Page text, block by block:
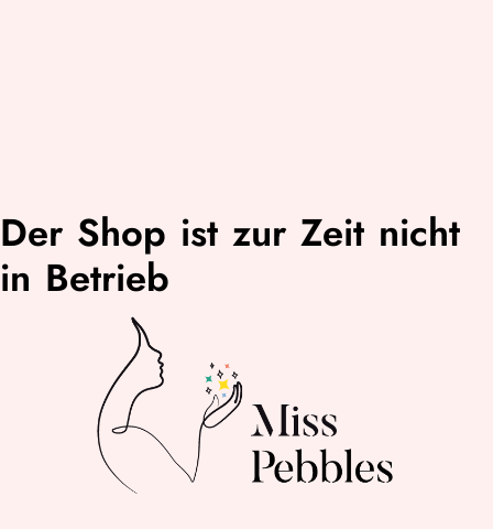
Der Shop ist zur Zeit nicht
in Betrieb